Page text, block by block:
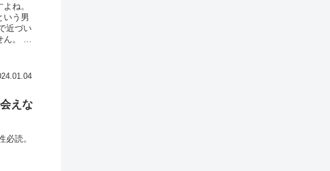
ね。
いう男
実
えな
読。